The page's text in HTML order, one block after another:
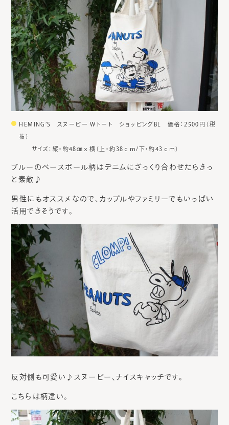
HEMING’S スヌーピー Wトート ショッピングBL 価格：2500円（税
抜）
サイズ：縦・約48㎝ｘ横（上・約38ｃｍ/下・約43ｃｍ）
ブルーのベースボール柄はデニムにざっくり合わせたらきっ
と素敵♪
男性にもオススメなので、カップルやファミリーでもいっぱい
活用できそうです。
反対側も可愛い♪スヌーピー、ナイスキャッチです。
こちらは柄違い。